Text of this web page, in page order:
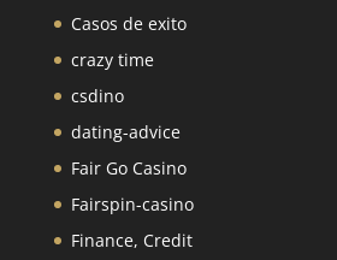
Casos de exito
crazy time
csdino
dating-advice
Fair Go Casino
Fairspin-casino
Finance, Credit